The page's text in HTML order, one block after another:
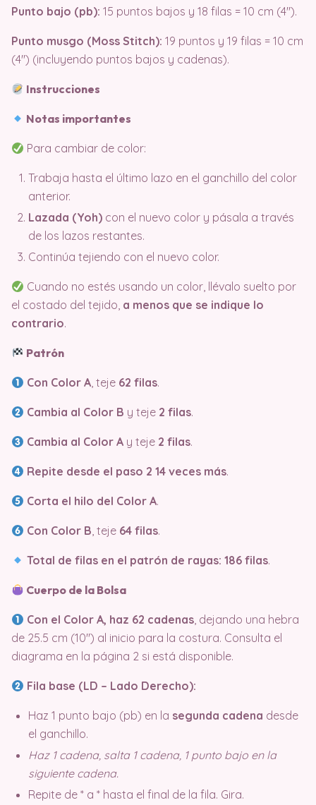
Punto bajo (pb): 15 puntos bajos y 18 filas = 10 cm (4″).
Punto musgo (Moss Stitch): 19 puntos y 19 filas = 10 cm
(4″) (incluyendo puntos bajos y cadenas).
Instrucciones
Notas importantes
Para cambiar de color:
Trabaja hasta el último lazo en el ganchillo del color
anterior.
Lazada (Yoh) con el nuevo color y pásala a través
de los lazos restantes.
Continúa tejiendo con el nuevo color.
Cuando no estés usando un color, llévalo suelto por
el costado del tejido, a menos que se indique lo
contrario.
Patrón
Con Color A, teje 62 filas.
Cambia al Color B y teje 2 filas.
Cambia al Color A y teje 2 filas.
Repite desde el paso 2 14 veces más.
Corta el hilo del Color A.
Con Color B, teje 64 filas.
Total de filas en el patrón de rayas: 186 filas.
Cuerpo de la Bolsa
Con el Color A, haz 62 cadenas, dejando una hebra
de 25.5 cm (10″) al inicio para la costura. Consulta el
diagrama en la página 2 si está disponible.
Fila base (LD – Lado Derecho):
Haz 1 punto bajo (pb) en la segunda cadena desde
el ganchillo.
Haz 1 cadena, salta 1 cadena, 1 punto bajo en la
siguiente cadena.
Repite de * a * hasta el final de la fila. Gira.